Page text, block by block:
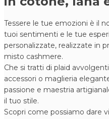
Tessere le tue emozioni è il
tuoi​ sentimenti e le tue
personalizzate, realizzate in
misto cashmere.
Che si tratti di plaid​
accessori o maglieria
passione e maestria
il tuo stile.
Scopri come possiamo dare